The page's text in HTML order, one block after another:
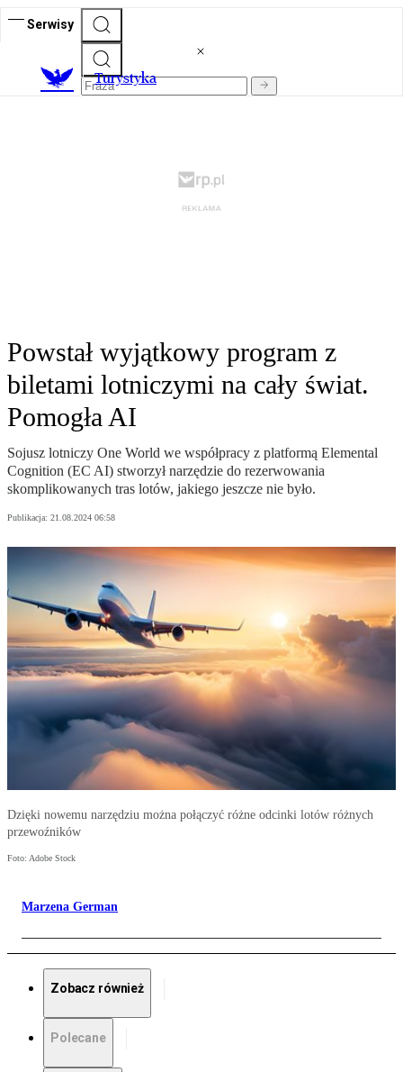
Serwisy
Turystyka
Powstał wyjątkowy program z
biletami lotniczymi na cały świat.
Pomogła AI
Sojusz lotniczy One World we współpracy z platformą Elemental
Cognition (EC AI) stworzył narzędzie do rezerwowania
skomplikowanych tras lotów, jakiego jeszcze nie było.
Publikacja: 21.08.2024 06:58
Dzięki nowemu narzędziu można połączyć różne odcinki lotów różnych
przewoźników
Foto: Adobe Stock
Marzena German
Zobacz również
Polecane